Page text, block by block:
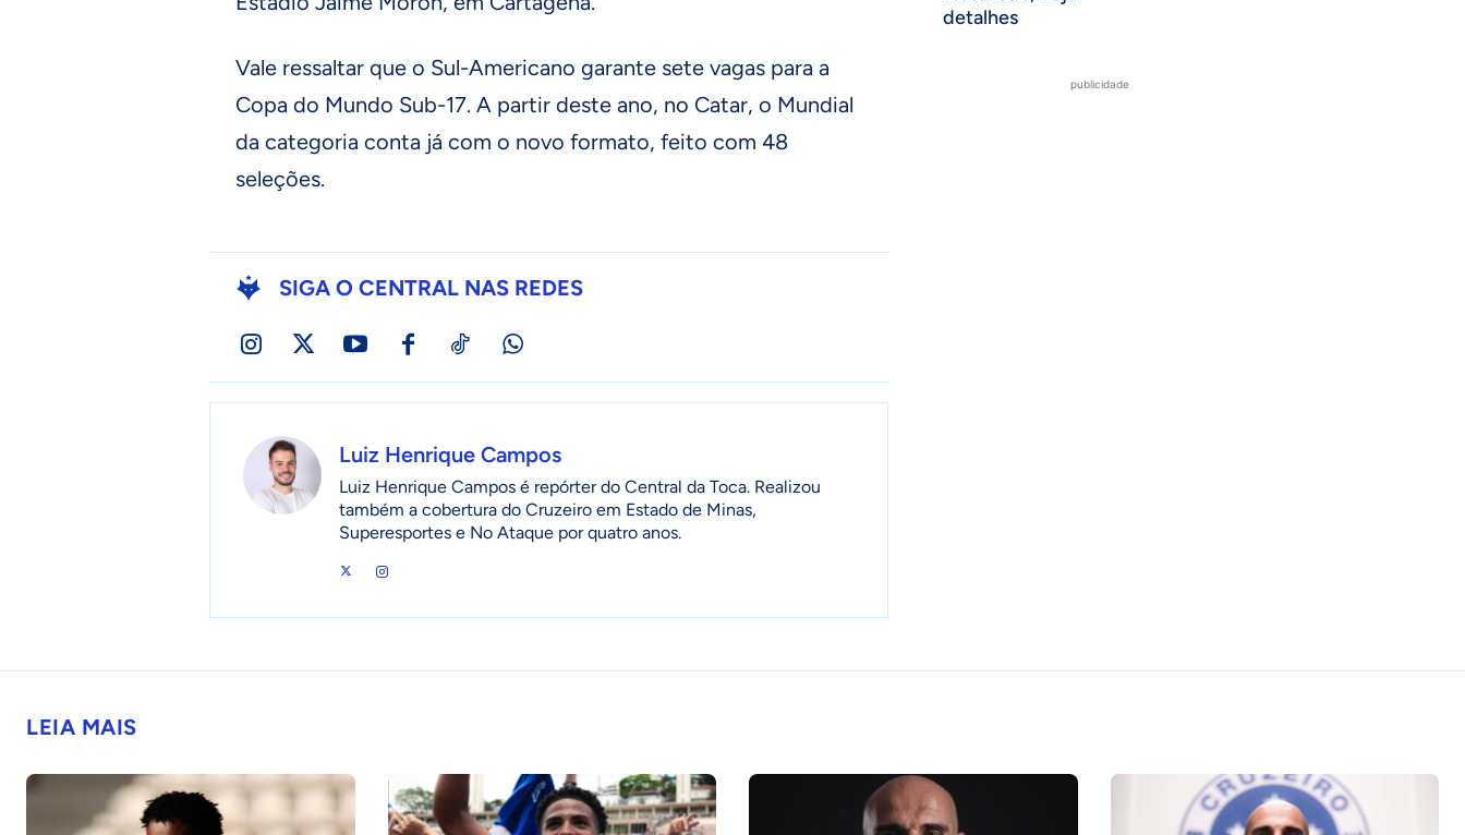
Vale ressaltar que o Sul-Americano garante sete vagas para a
Copa do Mundo Sub-17. A partir deste ano, no Catar, o Mundial
da categoria conta já com o novo formato, feito com 48
seleções.
SIGA O CENTRAL NAS REDES
Luiz Henrique Campos
Luiz Henrique Campos é repórter do Central da Toca. Realizou
também a cobertura do Cruzeiro em Estado de Minas,
Superesportes e No Ataque por quatro anos.
detalhes
publicidade
LEIA MAIS